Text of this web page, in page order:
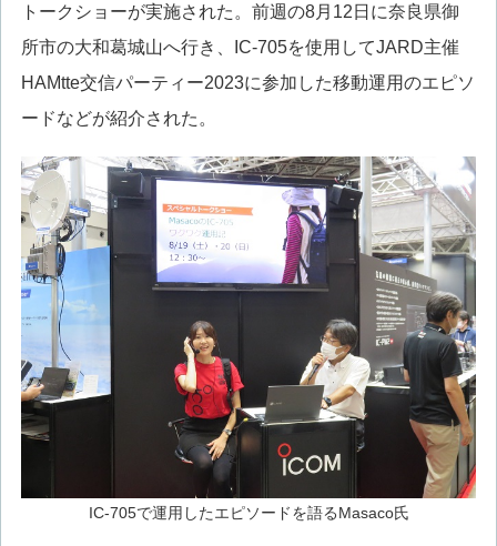
トークショーが実施された。前週の8月12日に奈良県御
所市の大和葛城山へ行き、IC-705を使用してJARD主催
HAMtte交信パーティー2023に参加した移動運用のエピソ
ードなどが紹介された。
IC-705で運用したエピソードを語るMasaco氏